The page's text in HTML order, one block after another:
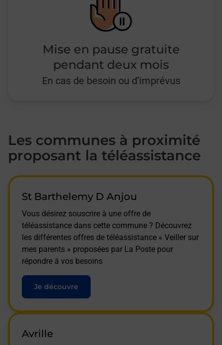
Mise en pause gratuite
pendant deux mois
En cas de besoin ou d’imprévus
Les communes à proximité
proposant la téléassistance
St Barthelemy D Anjou
Vous désirez souscrire à une offre de
téléassistance dans cette commune ? Découvrez
les différentes offres de téléassistance « Veiller sur
mes parents » proposées par La Poste pour
répondre à vos besoins
Je découvre
Avrille